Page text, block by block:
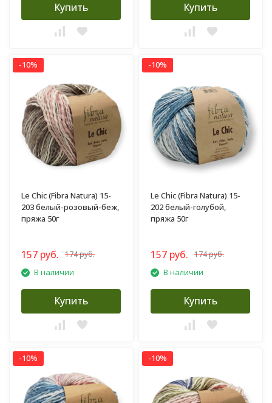
Купить Купить
-10%
Le Chic (Fibra Natura) 15-
203 белый-розовый-беж,
пряжа 50г
157 руб. 174 руб.
В наличии
Купить
-10%
Le Chic (Fibra Natura) 15-
202 белый-голубой,
пряжа 50г
157 руб. 174 руб.
В наличии
Купить
-10% -10%